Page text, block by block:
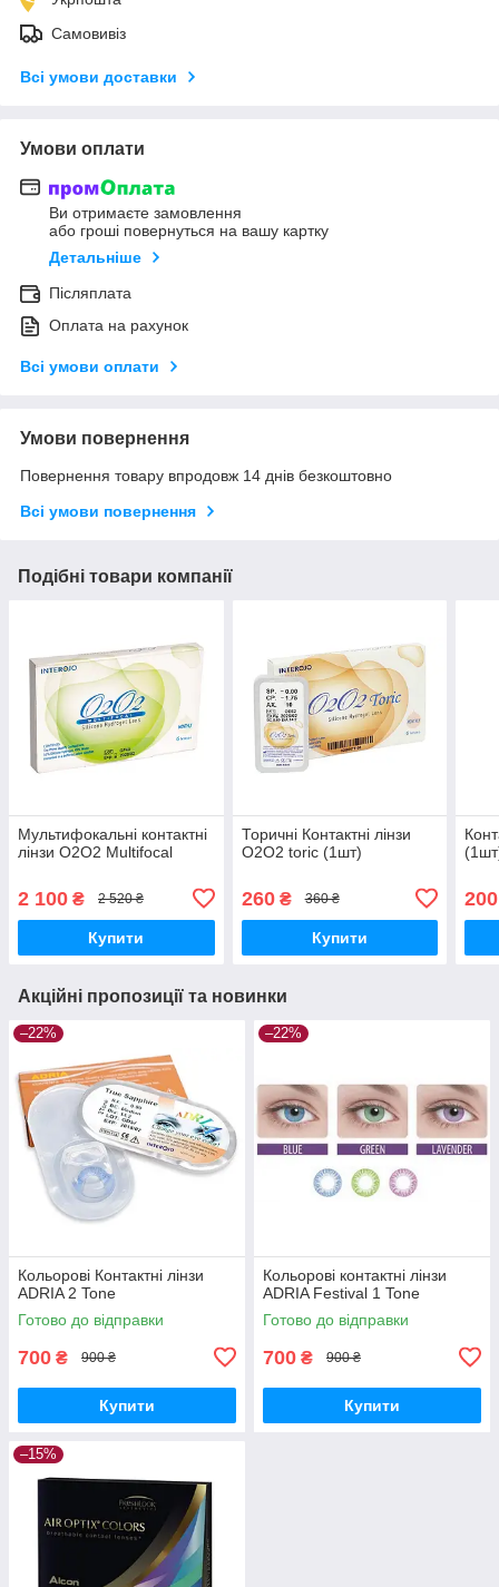
Самовивіз
Всі умови доставки
Умови оплати
Ви отримаєте замовлення
або гроші повернуться на вашу картку
Детальніше
Післяплата
Оплата на рахунок
Всі умови оплати
Умови повернення
Повернення товару впродовж 14 днів безкоштовно
Всі умови повернення
Подібні товари компанії
Мультифокальні контактні
лінзи O2O2 Multifocal
2 100 ₴ 2 520 ₴
Купити
Торичні Контактні лінзи
O2O2 toric (1шт)
260₴ 360 ₴
Купити
200
Акційні пропозиції та новинки
–22%
Кольорові Контактні лінзи
ADRIA 2 Tone
Готово до відправки
700 ₴ 900 ₴
Купити
–22%
Кольорові контактні лінзи
ADRIA Festival 1 Tone
Готово до відправки
700 ₴ 900 ₴
Купити
–15%